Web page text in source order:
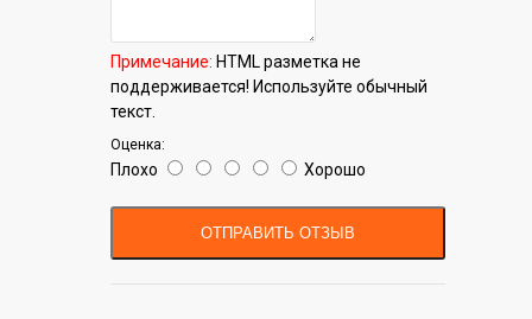
Примечание: HTML разметка не
поддерживается! Используйте обычный
текст.
Оценка:
Плохо Хорошо
ОТПРАВИТЬ ОТЗЫВ